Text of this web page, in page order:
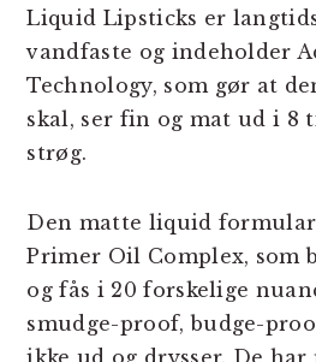
Liquid Lipsticks er
vandfaste og indeholder
Technology, som gør at
skal, ser fin og mat ud i 8
strøg.
Den matte liquid
Primer Oil Complex, som
og fås i 20 forskelige
smudge-proof, budge-